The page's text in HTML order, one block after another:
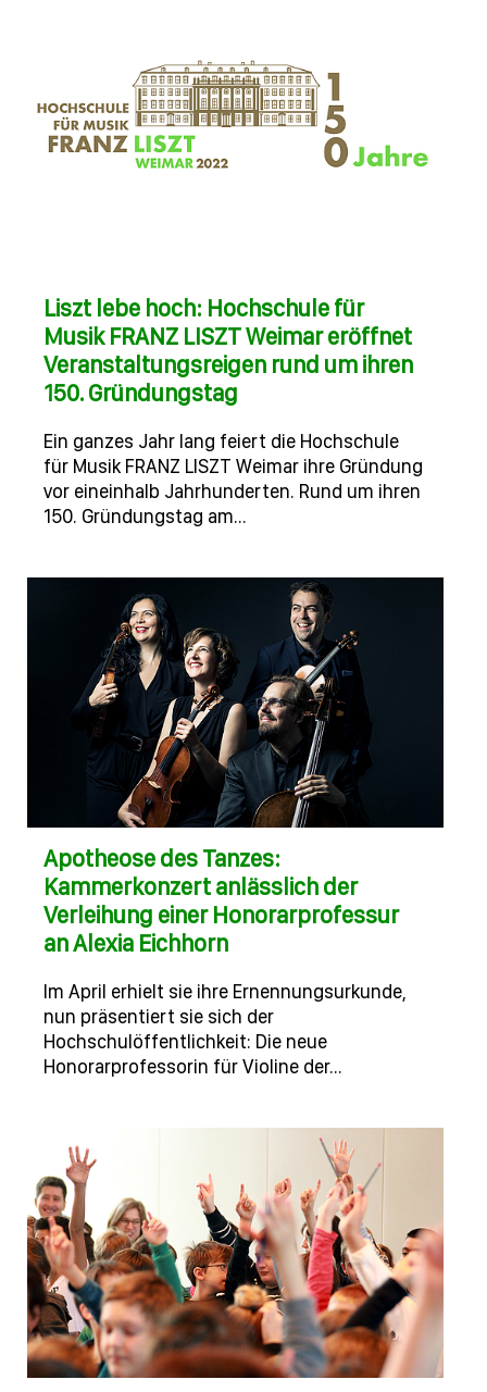
Liszt lebe hoch: Hochschule für
Musik FRANZ LISZT Weimar eröffnet
Veranstaltungsreigen rund um ihren
150. Gründungstag
Ein ganzes Jahr lang feiert die Hochschule
für Musik FRANZ LISZT Weimar ihre Gründung
vor eineinhalb Jahrhunderten. Rund um ihren
150. Gründungstag am…
Apotheose des Tanzes:
Kammerkonzert anlässlich der
Verleihung einer Honorarprofessur
an Alexia Eichhorn
Im April erhielt sie ihre Ernennungsurkunde,
nun präsentiert sie sich der
Hochschulöffentlichkeit: Die neue
Honorarprofessorin für Violine der…